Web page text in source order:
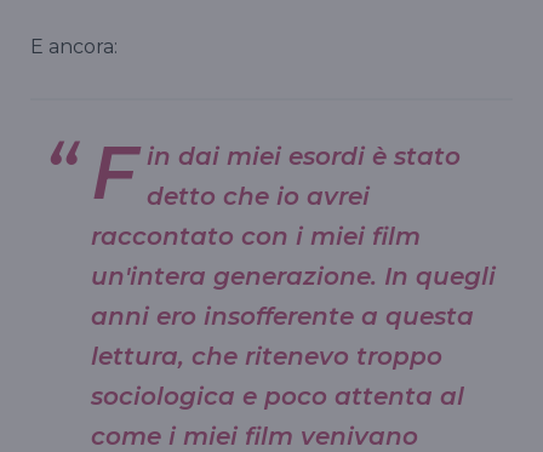
E ancora:
F in dai miei esordi è stato
detto che io avrei
raccontato con i miei film
un'intera generazione. In quegli
anni ero insofferente a questa
lettura, che ritenevo troppo
sociologica e poco attenta al
come i miei film venivano